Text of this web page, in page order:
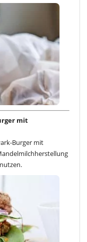
mit
Burger mit